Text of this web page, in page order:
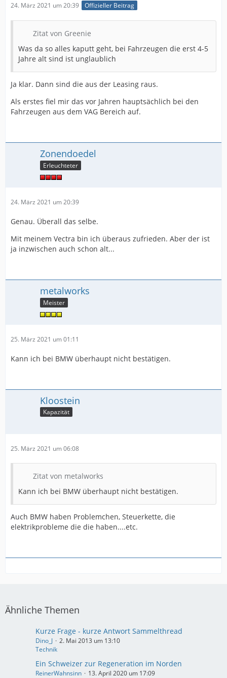
24. März 2021 um 20:39 Offizieller Beitrag
Zitat von Greenie
Was da so alles kaputt geht, bei Fahrzeugen die erst 4-5
Jahre alt sind ist unglaublich
Ja klar. Dann sind die aus der Leasing raus.
Als erstes fiel mir das vor Jahren hauptsächlich bei den
Fahrzeugen aus dem VAG Bereich auf.
Zonendoedel
Erleuchteter
24. März 2021 um 20:39
Genau. Überall das selbe.
Mit meinem Vectra bin ich überaus zufrieden. Aber der ist
ja inzwischen auch schon alt...
metalworks
Meister
25. März 2021 um 01:11
Kann ich bei BMW überhaupt nicht bestätigen.
Kloostein
Kapazität
25. März 2021 um 06:08
Zitat von metalworks
Kann ich bei BMW überhaupt nicht bestätigen.
Auch BMW haben Problemchen, Steuerkette, die
elektrikprobleme die die haben....etc.
Ähnliche Themen
Kurze Frage - kurze Antwort Sammelthread
Dino_J
2. Mai 2013 um 13:10
Technik
Ein Schweizer zur Regeneration im Norden
ReinerWahnsinn
13. April 2020 um 17:09